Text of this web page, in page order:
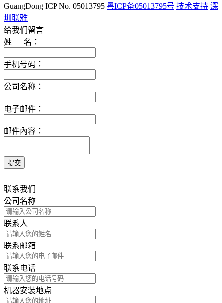
GuangDong ICP No. 05013795 粤ICP备05013795号 技术支持 深
圳联雅
给我们留言
姓 名：
手机号码：
公司名称：
电子邮件：
邮件內容：
联系我们
公司名称
联系人
联系邮箱
联系电话
机器安装地点